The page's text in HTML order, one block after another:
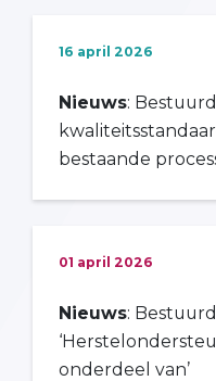
16 april 2026
Nieuws:
bestaande
01 april 2026
Nieuws:
onderdeel van’